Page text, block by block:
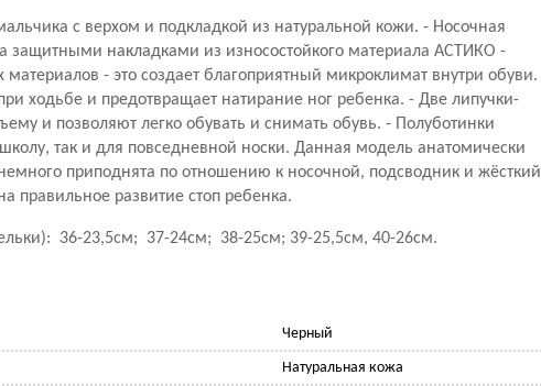
с верхом и подкладкой из натуральной кожи. - Носочная
защитными накладками из износостойкого материала АСТИКО -
- это создает благоприятный микроклимат внутри обуви.
ходьбе и предотвращает натирание ног ребенка. - Две липучки-
и позволяют легко обувать и снимать обувь. - Полуботинки
так и для повседневной носки. Данная модель анатомически
приподнята по отношению к носочной, подсводник и жёсткий
правильное развитие стоп ребенка.
36-23,5см; 37-24см; 38-25см; 39-25,5см, 40-26см.
Черный
Натуральная кожа